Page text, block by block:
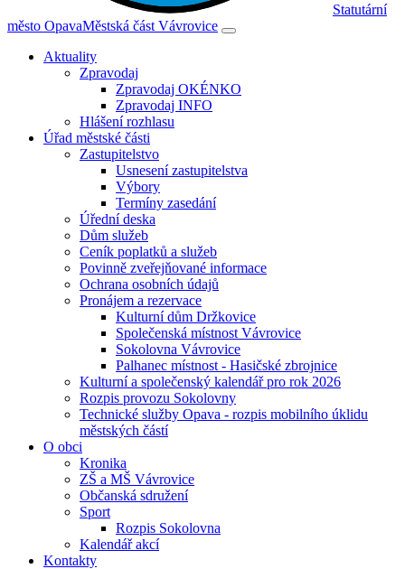
Statutární
město OpavaMěstská část Vávrovice
Aktuality
Zpravodaj
Zpravodaj OKÉNKO
Zpravodaj INFO
Hlášení rozhlasu
Úřad městské části
Zastupitelstvo
Usnesení zastupitelstva
Výbory
Termíny zasedání
Úřední deska
Dům služeb
Ceník poplatků a služeb
Povinně zveřejňované informace
Ochrana osobních údajů
Pronájem a rezervace
Kulturní dům Držkovice
Společenská místnost Vávrovice
Sokolovna Vávrovice
Palhanec místnost - Hasičské zbrojnice
Kulturní a společenský kalendář pro rok 2026
Rozpis provozu Sokolovny
Technické služby Opava - rozpis mobilního úklidu
městských částí
O obci
Kronika
ZŠ a MŠ Vávrovice
Občanská sdružení
Sport
Rozpis Sokolovna
Kalendář akcí
Kontakty